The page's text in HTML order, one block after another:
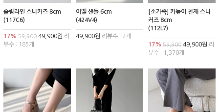
슬림라인 스니커즈 8cm
(117C6)
17% 59,900 49,900원 리
뷰수 : 185개
이벨 샌들 6cm
(424V4)
49,900원 리뷰수 : 2개
[소가죽] 키높이 천재 스니
커즈 8cm
(112L7)
17% 59,90049,900원 리
뷰수 : 1,370개